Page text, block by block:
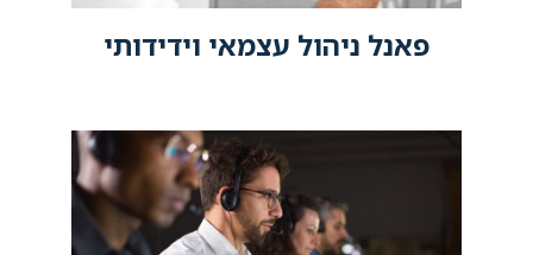
פאנל ניהול עצמאי וידידותי